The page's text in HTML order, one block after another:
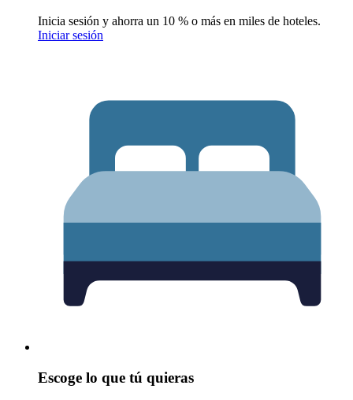
Inicia sesión y ahorra un 10 % o más en miles de hoteles.
Iniciar sesión
Escoge lo que tú quieras